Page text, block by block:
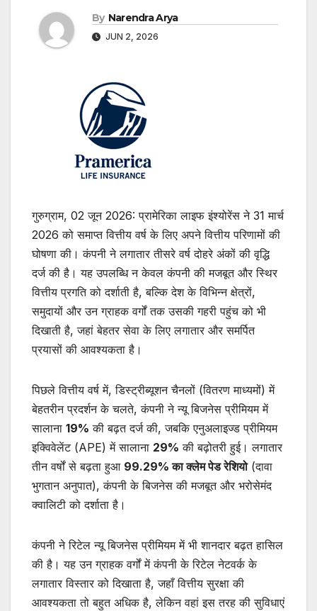
By Narendra Arya
JUN 2, 2026
गुरुग्राम, 02 जून 2026: प्रामेरिका लाइफ इंश्योरेंस ने 31 मार्च
2026 को समाप्त वित्तीय वर्ष के लिए अपने वित्तीय परिणामों की
घोषणा की। कंपनी ने लगातार तीसरे वर्ष दोहरे अंकों की वृद्धि
दर्ज की है। यह उपलब्धि न केवल कंपनी की मजबूत और स्थिर
वित्तीय प्रगति को दर्शाती है, बल्कि देश के विभिन्न क्षेत्रों,
समुदायों और उन ग्राहक वर्गों तक उसकी गहरी पहुंच को भी
दिखाती है, जहां बेहतर सेवा के लिए लगातार और समर्पित
प्रयासों की आवश्यकता है।
पिछले वित्तीय वर्ष में, डिस्ट्रीब्यूशन चैनलों (वितरण माध्यमों) में
बेहतरीन प्रदर्शन के चलते, कंपनी ने न्यू बिजनेस प्रीमियम में
सालाना 19% की बढ़त दर्ज की, जबकि एनुअलाइज्ड प्रीमियम
इक्विवेलेंट (APE) में सालाना 29% की बढ़ोतरी हुई। लगातार
तीन वर्षों से बढ़ता हुआ 99.29%का क्लेम पेड रेशियो(दावा
भुगतान अनुपात), कंपनी के बिजनेस की मजबूत और भरोसेमंद
क्वालिटी को दर्शाता है।
कंपनी ने रिटेल न्यू बिजनेस प्रीमियम में भी शानदार बढ़त हासिल
की है। यह उन ग्राहक वर्गों में कंपनी के रिटेल नेटवर्क के
लगातार विस्तार को दिखाता है, जहाँ वित्तीय सुरक्षा की
आवश्यकता तो बहुत अधिक है, लेकिन वहां इस तरह की सुविधाएं